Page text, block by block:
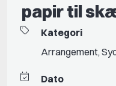
papir til
Kategori
Arrangement,
Dato